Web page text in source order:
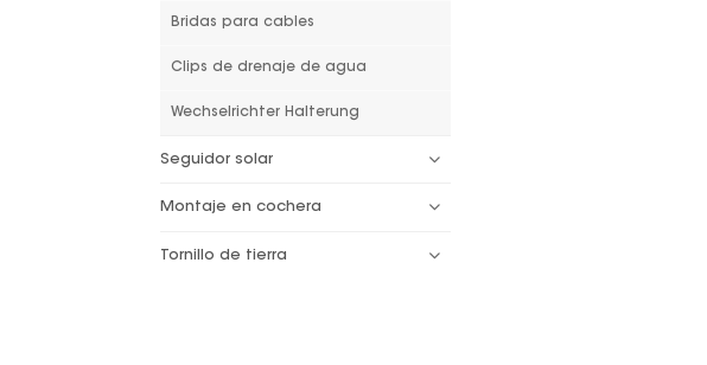
Bridas para cables
Clips de drenaje de agua
Wechselrichter Halterung
Seguidor solar
Montaje en cochera
Tornillo de tierra